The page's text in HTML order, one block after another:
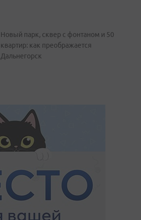
Новый парк, сквер с фонтаном и 50
квартир: как преображается
Дальнегорск